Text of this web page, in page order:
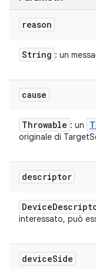
reason
String : un
cause
Throwable : un
originale di
descriptor
Device
interessato, può
deviceSide